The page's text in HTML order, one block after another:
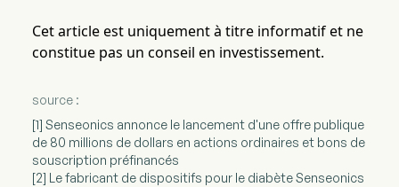
Cet article est uniquement à titre informatif et ne
constitue pas un conseil en investissement.
source :
[1] Senseonics annonce le lancement d'une offre publique
de 80 millions de dollars en actions ordinaires et bons de
souscription préfinancés
[2] Le fabricant de dispositifs pour le diabète Senseonics